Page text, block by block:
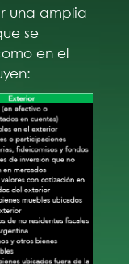
una amplia
se
en el